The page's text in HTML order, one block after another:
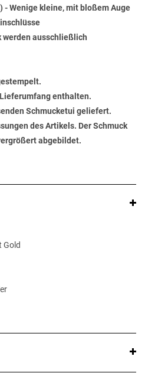
- Wenige kleine, mit bloßem Auge
werden ausschließlich
enthalten.
Schmucketui geliefert.
des Artikels. Der Schmuck
abgebildet.
Gold